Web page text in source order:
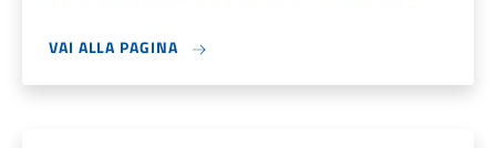
VAI ALLA PAGINA